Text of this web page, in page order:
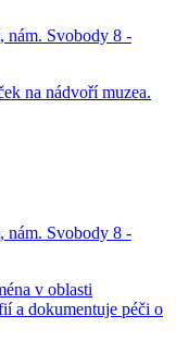
nám. Svobody 8 -
na nádvoří muzea.
nám. Svobody 8 -
v oblasti
a dokumentuje péči o